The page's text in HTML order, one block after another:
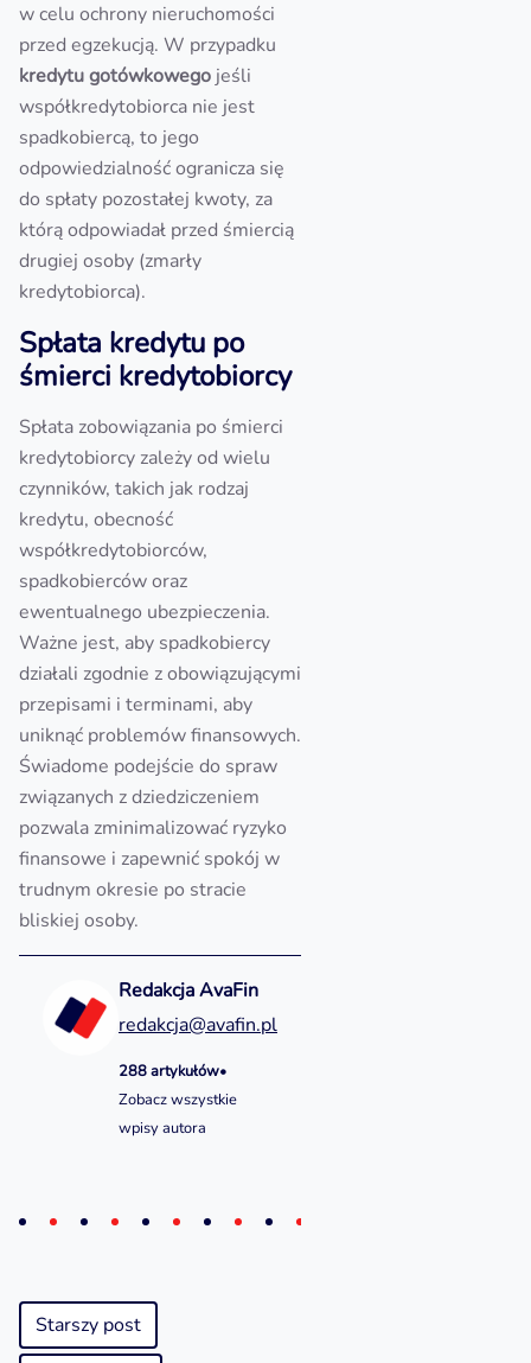
w celu ochrony nieruchomości
przed egzekucją. W przypadku
kredytu gotówkowego jeśli
współkredytobiorca nie jest
spadkobiercą, to jego
odpowiedzialność ogranicza się
do spłaty pozostałej kwoty, za
którą odpowiadał przed śmiercią
drugiej osoby (zmarły
kredytobiorca).
Spłata kredytu po
śmierci kredytobiorcy
Spłata zobowiązania po śmierci
kredytobiorcy zależy od wielu
czynników, takich jak rodzaj
kredytu, obecność
współkredytobiorców,
spadkobierców oraz
ewentualnego ubezpieczenia.
Ważne jest, aby spadkobiercy
działali zgodnie z obowiązującymi
przepisami i terminami, aby
uniknąć problemów finansowych.
Świadome podejście do spraw
związanych z dziedziczeniem
pozwala zminimalizować ryzyko
finansowe i zapewnić spokój w
trudnym okresie po stracie
bliskiej osoby.
Redakcja AvaFin
redakcja@avafin.pl
288 artykułów•
Zobacz wszystkie
wpisy autora
Starszy post